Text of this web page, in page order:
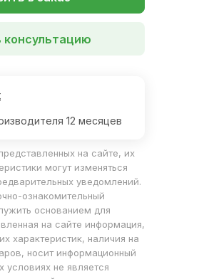
консультацию
12 месяцев
на сайте, их
могут изменяться
уведомлений.
ознакомительный
основанием для
на сайте информация,
характеристик, наличия на
носит информационный
условиях не является